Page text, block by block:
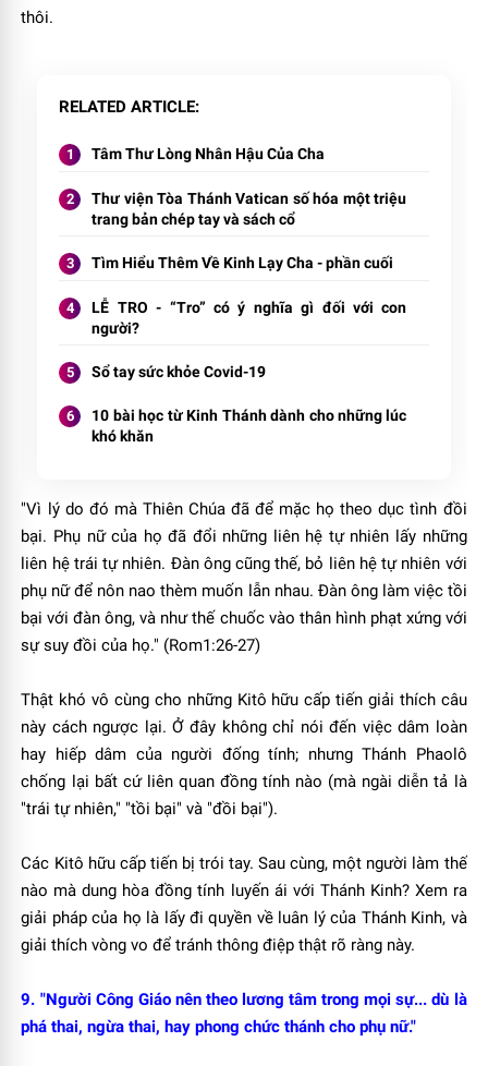
thôi.
RELATED ARTICLE
Tâm Thư Lòng Nhân Hậu Của Cha
Thư viện Tòa Thánh Vatican số hóa một triệu
trang bản chép tay và sách cổ
Tìm Hiểu Thêm Về Kinh Lạy Cha - phần cuối
LỄ TRO - “Tro” có ý nghĩa gì đối với con
người?
Sổ tay sức khỏe Covid-19
10 bài học từ Kinh Thánh dành cho những lúc
khó khăn
"Vì lý do đó mà Thiên Chúa đã để mặc họ theo dục tình đồi
bại. Phụ nữ của họ đã đổi những liên hệ tự nhiên lấy những
liên hệ trái tự nhiên. Ðàn ông cũng thế, bỏ liên hệ tự nhiên với
phụ nữ để nôn nao thèm muốn lẫn nhau. Ðàn ông làm việc tồi
bại với đàn ông, và như thế chuốc vào thân hình phạt xứng với
sự suy đồi của họ." (Rom1:26-27)
Thật khó vô cùng cho những Kitô hữu cấp tiến giải thích câu
này cách ngược lại. Ở đây không chỉ nói đến việc dâm loàn
hay hiếp dâm của người đống tính; nhưng Thánh Phaolô
chống lại bất cứ liên quan đồng tính nào (mà ngài diễn tả là
"trái tự nhiên," "tồi bại" và "đồi bại").
Các Kitô hữu cấp tiến bị trói tay. Sau cùng, một người làm thế
nào mà dung hòa đồng tính luyến ái với Thánh Kinh? Xem ra
giải pháp của họ là lấy đi quyền về luân lý của Thánh Kinh, và
giải thích vòng vo để tránh thông điệp thật rõ ràng này.
9. "Người Công Giáo nên theo lương tâm trong mọi sự... dù là
phá thai, ngừa thai, hay phong chức thánh cho phụ nữ."